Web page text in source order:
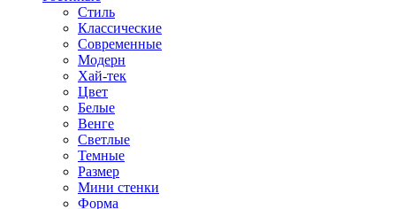
Стиль
Классические
Современные
Модерн
Хай-тек
Цвет
Белые
Венге
Светлые
Темные
Размер
Мини стенки
Форма